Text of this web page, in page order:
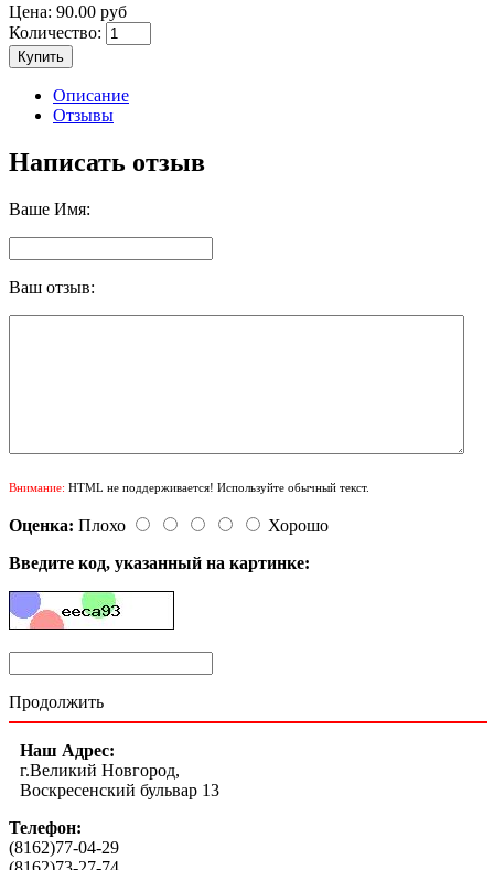
Цена: 90.00 руб
Количество:
Купить
Описание
Отзывы
Написать отзыв
Ваше Имя:
Ваш отзыв:
Внимание: HTML не поддерживается! Используйте обычный текст.
Оценка: Плохо
Хорошо
Введите код, указанный на картинке:
Продолжить
Наш Адрес:
г.Великий Новгород,
Воскресенский бульвар 13
Телефон:
(8162)77-04-29